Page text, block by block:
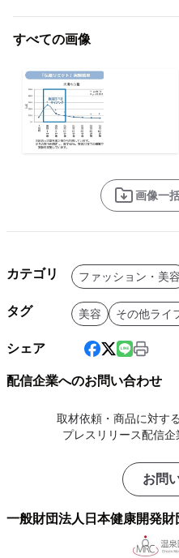
すべての画像
画像一
カテゴリ ファッション・美容
タグ 美容 その他ライ
シェア
配信企業へのお問い合わせ
取材依頼・商品に対す
プレスリリース配信企
お問
一般財団法人日本健康開発